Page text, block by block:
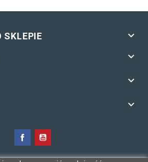
SKLEPIE 


